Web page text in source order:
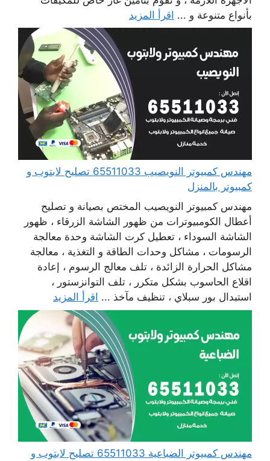
بأنواع متنوعة و ... اقرأ المزيد
مهندس كمبيوتر النويصيب 65511033 تصليح لابتوب و
كمبيوتر بالمنزل
مهندس كمبيوتر النويصيب المختص بصيانة و تصليح
أعطال الكومبيوترات من ظهور الشاشة الزرقاء ، ظهور
الشاشة السوداء ، تعطيل كرت الشاشة وحدة معالجة
الرسومات ، مشاكل وحدات الطاقة و التغذية ، معالجة
مشاكل الحرارة الزائدة ، تلف معالج الرسوم ، إعادة
اقلاع الحاسوب بشكل متكرر ، تلف التوانزستور ،
استبدال بور سبلاي ، تنظيف مآخذ ... اقرأ المزيد
مهندس كمبيوتر الضباعية 65511033 تصليح لابتوب و